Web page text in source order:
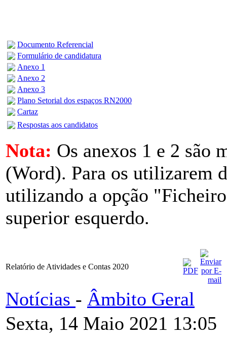
Documento Referencial
Formulário de candidatura
Anexo 1
Anexo 2
Anexo 3
Plano Setorial dos espaços RN2000
Cartaz
Respostas aos candidatos
Nota: Os anexos 1 e 2 são
(Word). Para os utilizarem
utilizando a opção
superior esquerdo.
Relatório de Atividades e Contas 2020
Notícias - Âmbito Geral
Sexta, 14 Maio 2021 13:05